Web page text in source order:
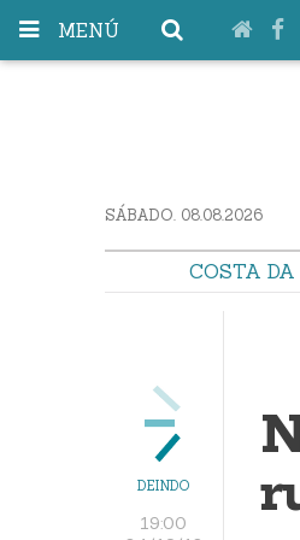
MENÚ
SÁBADO. 08.08.2026
COSTA DA
DEINDO
19:00